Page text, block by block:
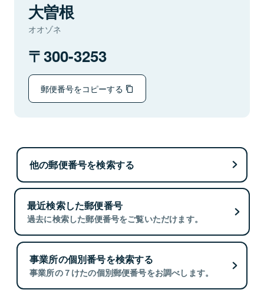
大曽根
オオゾネ
300-3253
郵便番号をコピーする
他の郵便番号を検索する
最近検索した郵便番号
過去に検索した郵便番号をご覧いただけます。
事業所の個別番号を検索する
事業所の７けたの個別郵便番号をお調べします。